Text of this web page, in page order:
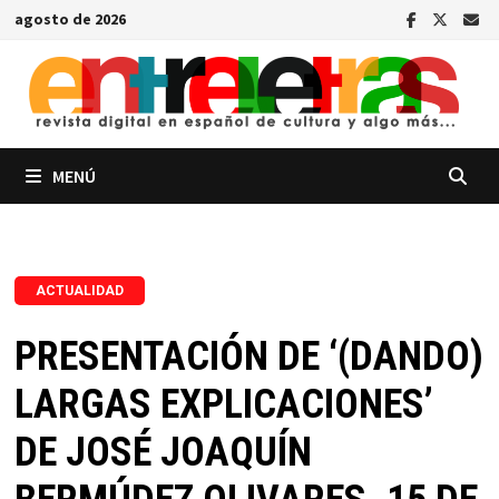
Saltar
contenido
agosto de 2026
MENÚ
ACTUALIDAD
PRESENTACIÓN DE ‘(DANDO)
LARGAS EXPLICACIONES’
DE JOSÉ JOAQUÍN